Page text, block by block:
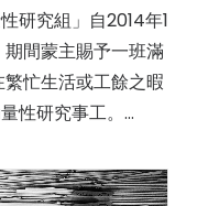
研究組」自2014年1
間蒙主賜予一班滿
忙生活或工餘之暇
性研究事工。…